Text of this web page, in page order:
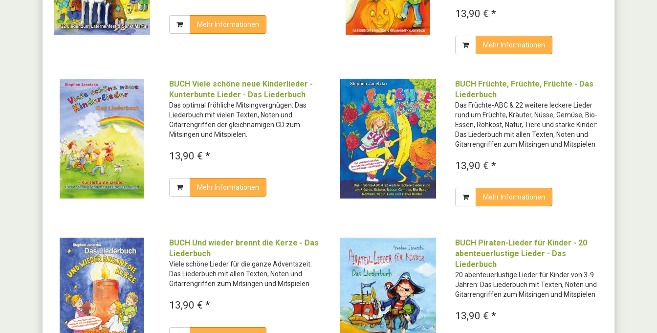
Mehr Informationen
13,90 € *
Mehr Informationen
BUCH Viele schöne neue Kinderlieder -
Kunterbunte Lieder - Das Liederbuch
Das optimal fröhliche Mitsingvergnügen: Das
Liederbuch mit vielen Texten, Noten und
Gitarrengriffen der gleichnamigen CD zum
Mitsingen und Mitspielen.
13,90 € *
Mehr Informationen
BUCH Früchte, Früchte, Früchte - Das
Liederbuch
Das Früchte-ABC & 22 weitere leckere Lieder
rund um Früchte, Kräuter, Nüsse, Gemüse, Bio-
Essen, Rohkost, Natur, Tiere und starke Kinder:
Das Liederbuch mit allen Texten, Noten und
Gitarrengriffen zum Mitsingen und Mitspielen
13,90 € *
Mehr Informationen
BUCH Und wieder brennt die Kerze - Das
Liederbuch
Viele schöne Lieder für die ganze Adventszeit:
Das Liederbuch mit allen Texten, Noten und
Gitarrengriffen zum Mitsingen und Mitspielen
13,90 € *
BUCH Piraten-Lieder für Kinder - 20
abenteuerlustige Lieder - Das
Liederbuch
20 abenteuerlustige Lieder für Kinder von 3-9
Jahren: Das Liederbuch mit Texten, Noten und
Gitarrengriffen zum Mitsingen und Mitspielen
13,90 € *